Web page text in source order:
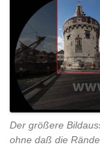
Der größere
ohne daß die